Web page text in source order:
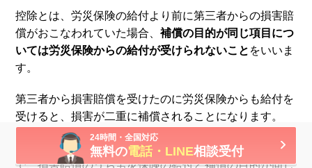
控除とは、労災保険の給付より前に第三者からの損害賠
償がおこなわれていた場合、補償の目的が同じ項目につ
いては労災保険からの給付が受けられないこと をいいま
す。
第三者から損害賠償を受けたのに労災保険からも給付を
受けると、損害が二重に補償されることになります。
二重に補償されることは利益が生まれることになるの
で、損害賠償のうち労災保険の給付と補償の目的が同じ
24時間・全国対応
無料の電話・LINE相談受付